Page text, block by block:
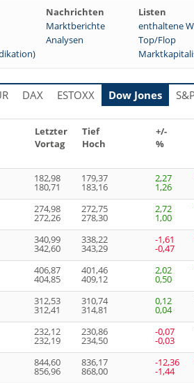
Nachrichten Listen
Marktberichte enthaltene
Analysen Top/Flop
DAX ESTOXX Dow Jones
Letzter
Vortag
Tief
Hoch
+/-
%
182,98
180,71
179,37
183,16
2,27
1,26
274,98
272,26
272,75
278,30
2,72
1,00
340,99
342,60
338,22
343,29
-1,61
-0,47
406,87
404,85
401,46
409,12
2,02
0,50
312,53
312,41
310,74
314,81
0,12
0,04
232,12
232,19
230,86
234,50
-0,07
-0,03
844,60
856,96
836,17
868,00
-12,36
-1,44